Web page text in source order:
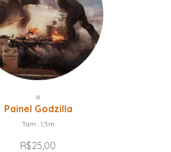
Painel Godzilla
Tam.: 1,5m
R$25,00